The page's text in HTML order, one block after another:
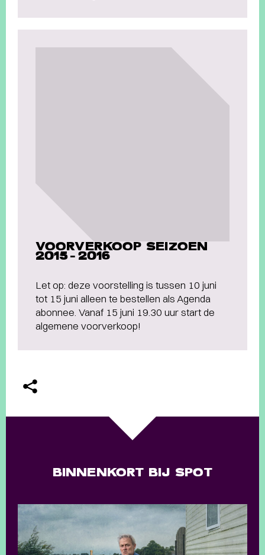
VOORVERKOOP SEIZOEN
2015-2016
Let op: deze voorstelling is tussen 10 juni
tot 15 juni alleen te bestellen als Agenda
abonnee. Vanaf 15 juni 19.30 uur start de
algemene voorverkoop!
BINNENKORT BIJ SPOT